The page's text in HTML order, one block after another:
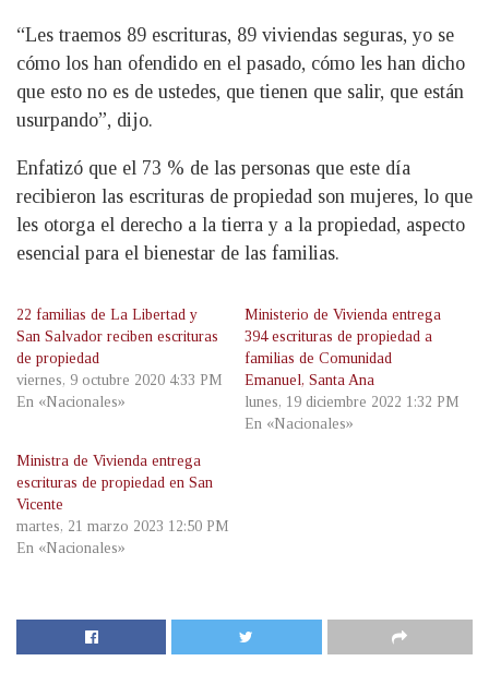
“Les traemos 89 escrituras, 89 viviendas seguras, yo se
cómo los han ofendido en el pasado, cómo les han dicho
que esto no es de ustedes, que tienen que salir, que están
usurpando”, dijo.
Enfatizó que el 73 % de las personas que este día
recibieron las escrituras de propiedad son mujeres, lo que
les otorga el derecho a la tierra y a la propiedad, aspecto
esencial para el bienestar de las familias.
22 familias de La Libertad y
San Salvador reciben escrituras
de propiedad
viernes, 9 octubre 2020 4:33 PM
En «Nacionales»
Ministerio de Vivienda entrega
394 escrituras de propiedad a
familias de Comunidad
Emanuel, Santa Ana
lunes, 19 diciembre 2022 1:32 PM
En «Nacionales»
Ministra de Vivienda entrega
escrituras de propiedad en San
Vicente
martes, 21 marzo 2023 12:50 PM
En «Nacionales»